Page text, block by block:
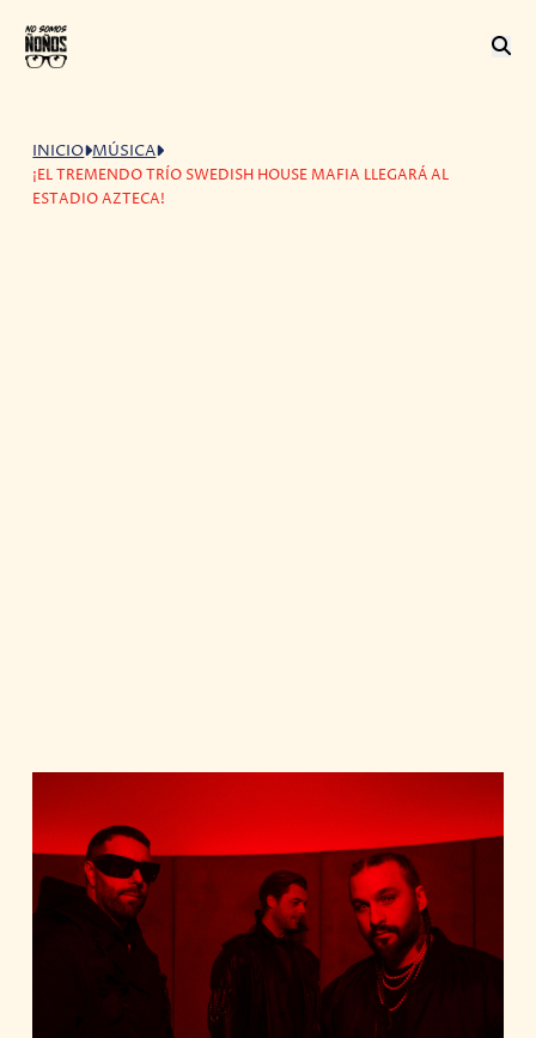
INICIO MÚSICA
¡EL TREMENDO TRÍO SWEDISH HOUSE MAFIA LLEGARÁ AL
ESTADIO AZTECA!